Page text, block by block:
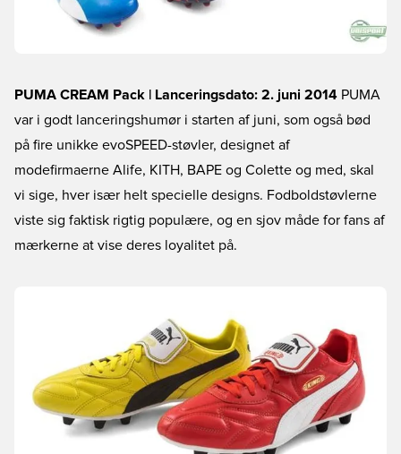
PUMA CREAM Pack | Lanceringsdato: 2. juni 2014 PUMA
var i godt lanceringshumør i starten af juni, som også bød
på fire unikke evoSPEED-støvler, designet af
modefirmaerne Alife, KITH, BAPE og Colette og med, skal
vi sige, hver især helt specielle designs. Fodboldstøvlerne
viste sig faktisk rigtig populære, og en sjov måde for fans af
mærkerne at vise deres loyalitet på.